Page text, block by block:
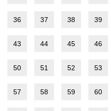
36 37 38 39
43 44 45 46
50 51 52 53
57 58 59 60